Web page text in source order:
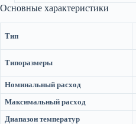
Основные характеристики
Тип
Типоразмеры
Номинальный расход
Максимальный расход
Диапазон температур